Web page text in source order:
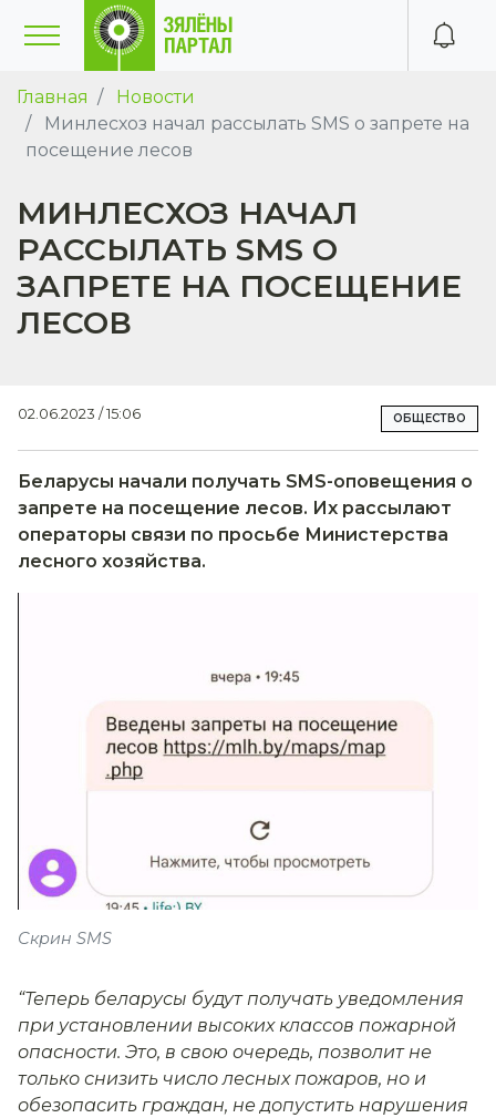
Главная
Новости
Минлесхоз начал рассылать SMS о запрете на
посещение лесов
МИНЛЕСХОЗ НАЧАЛ
РАССЫЛАТЬ SMS О
ЗАПРЕТЕ НА ПОСЕЩЕНИЕ
ЛЕСОВ
02.06.2023 / 15:06 ОБЩЕСТВО
Беларусы начали получать SMS-оповещения о
запрете на посещение лесов. Их рассылают
операторы связи по просьбе Министерства
лесного хозяйства.
Скрин SMS
“Теперь беларусы будут получать уведомления
при установлении высоких классов пожарной
опасности. Это, в свою очередь, позволит не
только снизить число лесных пожаров, но и
обезопасить граждан, не допустить нарушения